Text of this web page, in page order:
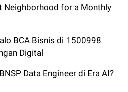
Neighborhood for a Monthly
BCA Bisnis di 1500998
Digital
Data Engineer di Era AI?